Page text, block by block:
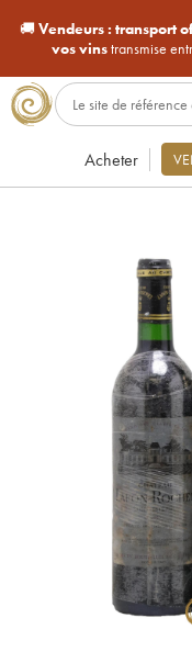
🚚Vendeurs : transport
vos vinstransmise
Acheter